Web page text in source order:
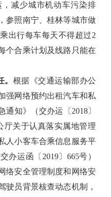
减少城市机动车污染排
参照南宁、桂林等城市做
出行每车每天不得超过2
个合乘计划及线路只能在
根据《交通运输部办公
强网络预约出租汽车和私
通知》（交办运〔 2018〕
厅关于认真落实属地管理
人小客车合乘信息服务平
办运函〔 2019〕 665号）
络安全管理制度和网络安
驶员背景核查动态机制，